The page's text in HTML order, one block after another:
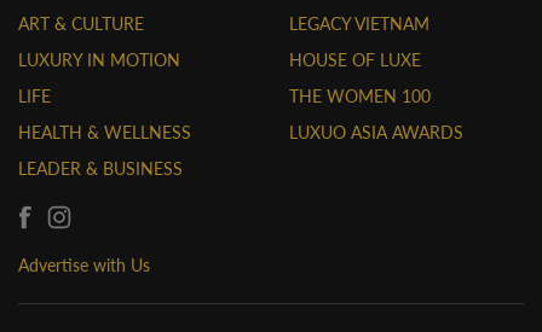
ART & CULTURE
LUXURY IN MOTION
LIFE
HEALTH & WELLNESS
LEADER & BUSINESS
LEGACY VIETNAM
HOUSE OF LUXE
THE WOMEN 100
LUXUO ASIA AWARDS
Advertise with Us